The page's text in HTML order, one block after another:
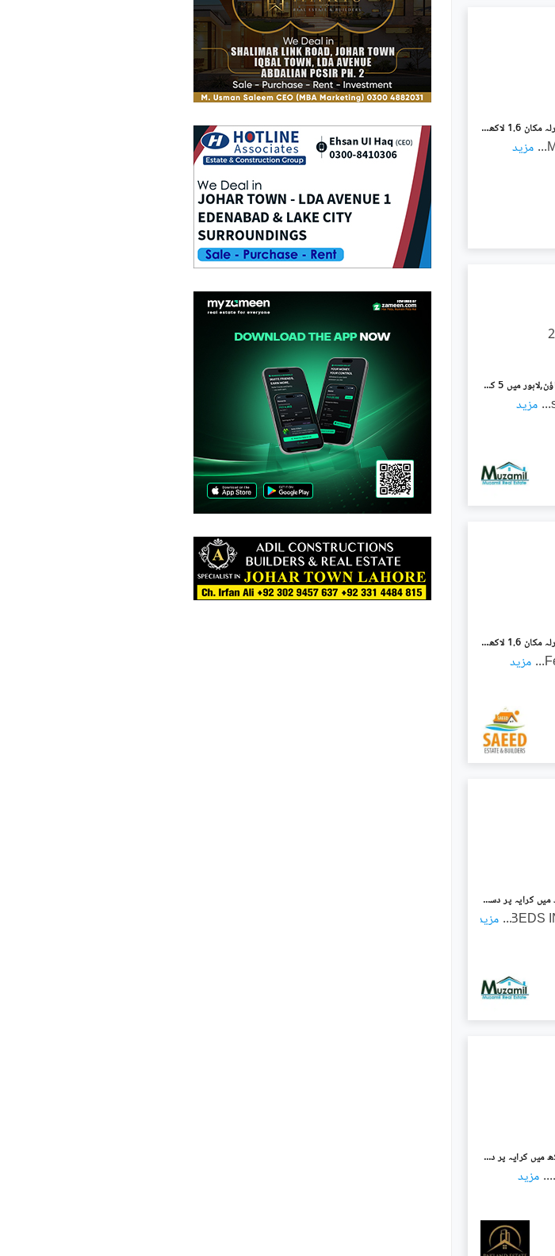
جوہر ٹاؤن فیز 2 جوہر ٹاؤن,لاہور میں 4 کمروں کا 7 مرلہ مکان 1.6 لاکھ میں کرایہ پر دستیاب ہے۔
... مزید
جوہر ٹاؤن فیز 2 - بلاک جے3 جوہر ٹاؤن فیز 2,جوہر ٹاؤن,لاہور میں 5 کمروں کا 6 مرلہ مکان 1.4 لاکھ میں کرایہ پر دستیاب ہے۔
... مزید
جوہر ٹاؤن فیز 2 جوہر ٹاؤن,لاہور میں 5 کمروں کا 8 مرلہ مکان 1.6 لاکھ میں کرایہ پر دستیاب ہے۔
... مزید
جوہر ٹاؤن لاہور میں 4 کمروں کا 8 مرلہ مکان 1.3 لاکھ میں کرایہ پر دستیاب ہے۔
... مزید
جوہر ٹاؤن لاہور میں 5 کمروں کا 7 مرلہ مکان 1.65 لاکھ میں کرایہ پر دستیاب ہے۔
... مزید